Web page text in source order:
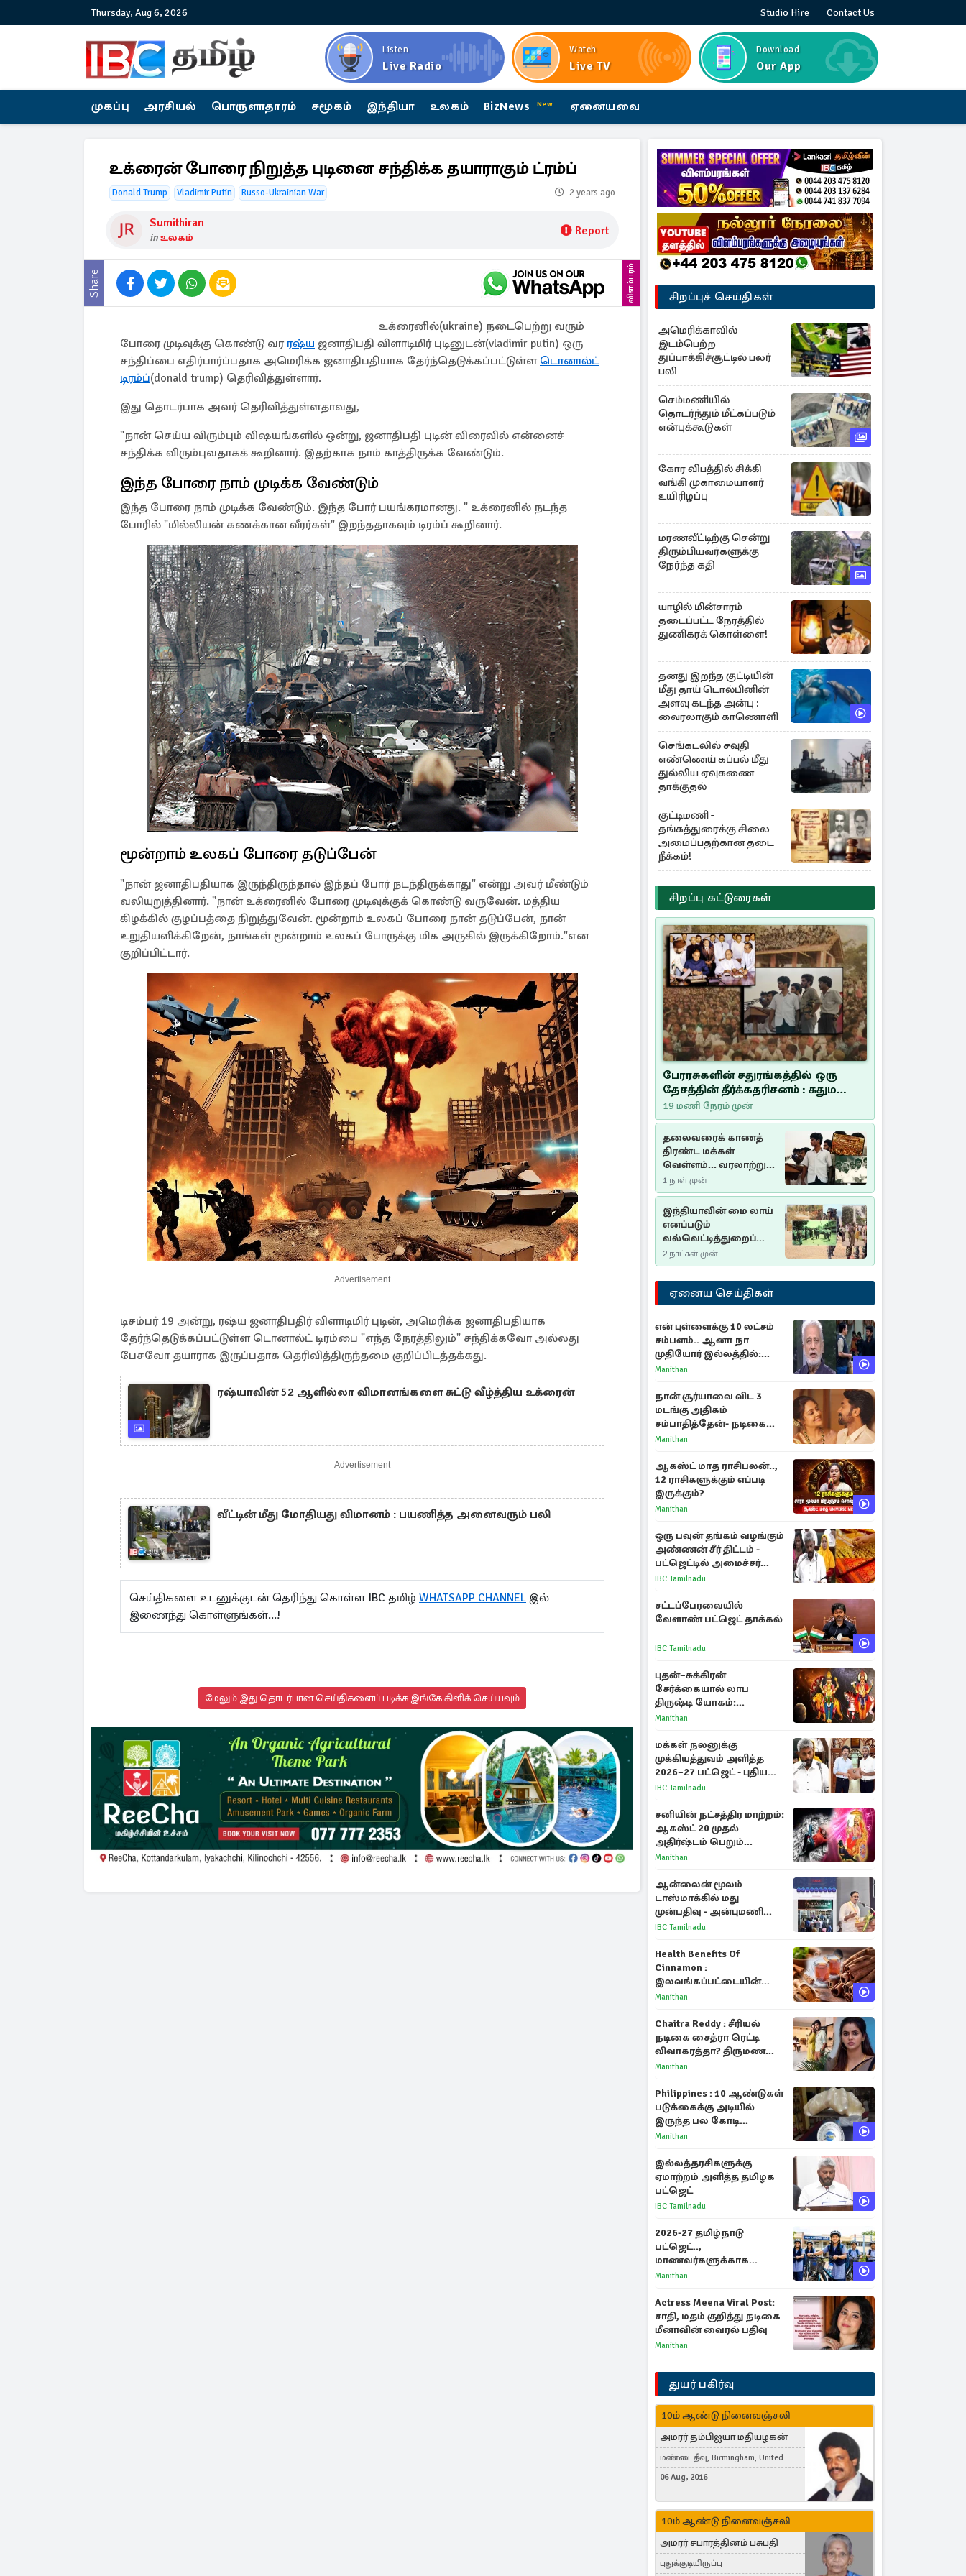
Thursday, Aug 6, 2026 Studio Hire Contact Us
Listen
Live Radio
Watch
Live TV
Download
Our App
முகப்பு அரசியல் பொருளாதாரம் சமூகம் இந்தியா உலகம் BizNews New ஏனையவை
உக்ரைன் போரை நிறுத்த புடினை சந்திக்க தயாராகும் ட்ரம்ப்
Donald Trump Vladimir Putin Russo-Ukrainian War 2 years ago
Sumithiran
inஉலகம் Report
Share விளம்பரம்
உக்ரைனில்(ukraine) நடைபெற்று வரும்
போரை முடிவுக்கு கொண்டு வர ரஷ்ய ஜனாதிபதி விளாடிமிர் புடினுடன்(vladimir putin) ஒரு
சந்திப்பை எதிர்பார்ப்பதாக அமெரிக்க ஜனாதிபதியாக தேர்ந்தெடுக்கப்பட்டுள்ள டொனால்ட்
டிரம்ப்(donald trump) தெரிவித்துள்ளார்.
இது தொடர்பாக அவர் தெரிவித்துள்ளதாவது,
"நான் செய்ய விரும்பும் விஷயங்களில் ஒன்று, ஜனாதிபதி புடின் விரைவில் என்னைச்
சந்திக்க விரும்புவதாகக் கூறினார். இதற்காக நாம் காத்திருக்க வேண்டும்.
இந்த போரை நாம் முடிக்க வேண்டும்
இந்த போரை நாம் முடிக்க வேண்டும். இந்த போர் பயங்கரமானது. " உக்ரைனில் நடந்த
போரில் "மில்லியன் கணக்கான வீரர்கள்" இறந்ததாகவும் டிரம்ப் கூறினார்.
மூன்றாம் உலகப் போரை தடுப்பேன்
"நான் ஜனாதிபதியாக இருந்திருந்தால் இந்தப் போர் நடந்திருக்காது" என்று அவர் மீண்டும்
வலியுறுத்தினார். "நான் உக்ரைனில் போரை முடிவுக்குக் கொண்டு வருவேன். மத்திய
கிழக்கில் குழப்பத்தை நிறுத்துவேன். மூன்றாம் உலகப் போரை நான் தடுப்பேன், நான்
உறுதியளிக்கிறேன், நாங்கள் மூன்றாம் உலகப் போருக்கு மிக அருகில் இருக்கிறோம்."என
குறிப்பிட்டார்.
Advertisement
டிசம்பர் 19 அன்று, ரஷ்ய ஜனாதிபதிர் விளாடிமிர் புடின், அமெரிக்க ஜனாதிபதியாக
தேர்ந்தெடுக்கப்பட்டுள்ள டொனால்ட் டிரம்பை "எந்த நேரத்திலும்" சந்திக்கவோ அல்லது
பேசவோ தயாராக இருப்பதாக தெரிவித்திருந்தமை குறிப்பிடத்தக்கது.
ரஷ்யாவின் 52 ஆளில்லா விமானங்களை சுட்டு வீழ்த்திய உக்ரைன்
Advertisement
வீட்டின் மீது மோதியது விமானம் : பயணித்த அனைவரும் பலி
செய்திகளை உடனுக்குடன் தெரிந்து கொள்ள IBC தமிழ் WHATSAPP CHANNEL இல்
இணைந்து கொள்ளுங்கள்...!
மேலும் இது தொடர்பான செய்திகளைப் படிக்க இங்கே கிளிக் செய்யவும்
சிறப்புச் செய்திகள்
அமெரிக்காவில்
இடம்பெற்ற
துப்பாக்கிச்சூட்டில் பலர்
பலி
செம்மணியில்
தொடர்ந்தும் மீட்கப்படும்
என்புக்கூடுகள்
கோர விபத்தில் சிக்கி
வங்கி முகாமையாளர்
உயிரிழப்பு
மரணவீட்டிற்கு சென்று
திரும்பியவர்களுக்கு
நேர்ந்த கதி
யாழில் மின்சாரம்
தடைப்பட்ட நேரத்தில்
துணிகரக் கொள்ளை!
தனது இறந்த குட்டியின்
மீது தாய் டொல்பினின்
அளவு கடந்த அன்பு :
வைரலாகும் காணொளி
செங்கடலில் சவுதி
எண்ணெய் கப்பல் மீது
துல்லிய ஏவுகணை
தாக்குதல்
குட்டிமணி -
தங்கத்துரைக்கு சிலை
அமைப்பதற்கான தடை
நீக்கம்!
சிறப்பு கட்டுரைகள்
பேரரசுகளின் சதுரங்கத்தில் ஒரு
தேசத்தின் தீர்க்கதரிசனம் : சுதுமலை
பிரகடனம் ஒரு வரலாற்றுப் பாடம்
19 மணி நேரம் முன்
தலைவரைக் காணத்
திரண்ட மக்கள்
வெள்ளம்... வரலாற்றுச்
சிறப்புமிக்க சுதுமலைப்
பிரகடனம்…
1 நாள் முன்
இந்தியாவின் மை லாய்
எனப்படும்
வல்வெட்டித்துறைப்
படுகொலை…
2 நாட்கள் முன்
ஏனைய செய்திகள்
என் புள்ளைக்கு 10 லட்சம்
சம்பளம்.. ஆனா நா
முதியோர் இல்லத்தில்:
நடிகரின் கண்ணீர் பேட்டி
Manithan
நான் சூர்யாவை விட 3
மடங்கு அதிகம்
சம்பாதித்தேன்- நடிகை
ஜோதிகா
Manithan
ஆகஸ்ட் மாத ராசிபலன்..,
12 ராசிகளுக்கும் எப்படி
இருக்கும்?
Manithan
ஒரு பவுன் தங்கம் வழங்கும்
அண்ணன் சீர் திட்டம் -
பட்ஜெட்டில் அமைச்சர்
மரிய வில்சன் அறிவிப்பு!
IBC Tamilnadu
சட்டப்பேரவையில்
வேளாண் பட்ஜெட் தாக்கல்
IBC Tamilnadu
புதன்–சுக்கிரன்
சேர்க்கையால் லாப
திருஷ்டி யோகம்:
அதிர்ஷ்டம் பெறும் டாப் 3
Manithan
மக்கள் நலனுக்கு
முக்கியத்துவம் அளித்த
2026–27 பட்ஜெட் - புதிய
நலத்திட்டங்கள்
IBC Tamilnadu
சனியின் நட்சத்திர மாற்றம்:
ஆகஸ்ட் 20 முதல்
அதிர்ஷ்டம் பெறும்
ராசிகள்!
Manithan
ஆன்லைன் மூலம்
டாஸ்மாக்கில் மது
முன்பதிவு - அன்புமணி
ராமதாஸ் எதிர்ப்பு
IBC Tamilnadu
Health Benefits Of
Cinnamon :
இலவங்கப்பட்டையின்
மருத்துவ குணங்களும்
நன்மைகளும்!
Manithan
Chaitra Reddy : சீரியல்
நடிகை சைத்ரா ரெட்டி
விவாகரத்தா? திருமண
புகைப்படங்களை நீக்கம்
Manithan
Philippines : 10 ஆண்டுகள்
படுக்கைக்கு அடியில்
இருந்த பல கோடி
மதிப்புள்ள அரிய முத்து!
Manithan
இல்லத்தரசிகளுக்கு
ஏமாற்றம் அளித்த தமிழக
பட்ஜெட்
IBC Tamilnadu
2026-27 தமிழ்நாடு
பட்ஜெட்..,
மாணவர்களுக்காக
வெளியான முக்கிய
Manithan
Actress Meena Viral Post:
சாதி, மதம் குறித்து நடிகை
மீனாவின் வைரல் பதிவு
Manithan
துயர் பகிர்வு
10ம் ஆண்டு நினைவஞ்சலி
அமரர் தம்பிஐயா மதியழகன்
மண்டைதீவு, Birmingham, United
Kingdom
06 Aug, 2016
10ம் ஆண்டு நினைவஞ்சலி
அமரர் சபாரத்தினம் பசுபதி
புதுக்குடியிருப்பு